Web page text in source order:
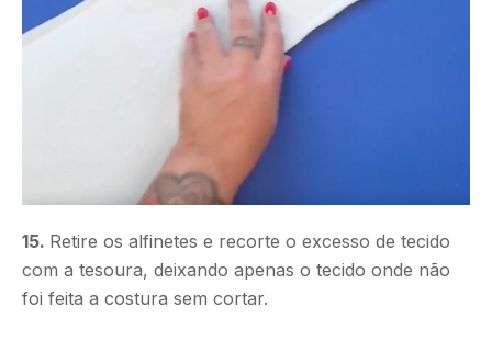
15. Retire os alfinetes e recorte o excesso de tecido
com a tesoura, deixando apenas o tecido onde não
foi feita a costura sem cortar.